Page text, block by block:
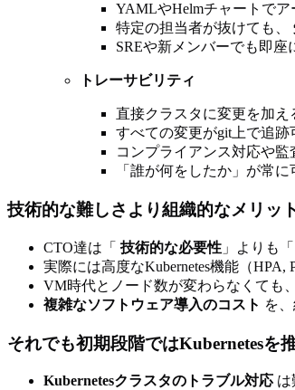
YAMLやHelmチャートで
特定の担当者が抜けても、
SREや新メンバーでも即
トレーサビリティ
直接クラスタに変更を加え
すべての変更がgit上で追
コンプライアンス対応や監
「誰が何をしたか」が常
技術的な難しさより組織的なメリッ
CTO達は「 技術的な必要性 」よりも「
実際には高度なKubernetes機能（HPA,
VM時代とノード数が変わらなくても、
複雑なソフトウェア導入のコスト を
それでも初期段階ではKubernetesを
Kubernetesクラスタのトラブル対応 は